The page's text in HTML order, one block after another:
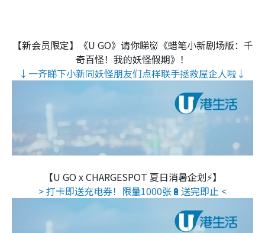
【新会员限定】《U GO》请你睇👹《蜡笔小新剧场版：千
奇百怪！我的妖怪假期》！
↓一齐睇下小新同妖怪朋友们点样联手拯救屋企人啦↓
【U GO x CHARGESPOT 夏日消暑企划⚡】
> 打卡即送充电券！限量1000张🔋送完即止 <